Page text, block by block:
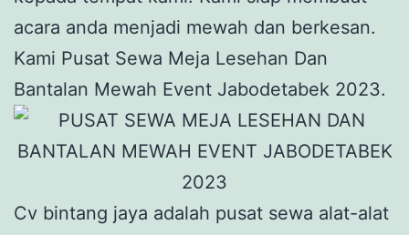
acara anda menjadi mewah dan berkesan.
Kami Pusat Sewa Meja Lesehan Dan
Bantalan Mewah Event Jabodetabek 2023.
Cv bintang jaya adalah pusat sewa alat-alat